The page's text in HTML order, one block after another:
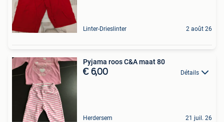
Linter-Drieslinter 2 août 26
Pyjama roos C&A maat 80
€ 6,00 Détails
Herdersem 21 juil. 26